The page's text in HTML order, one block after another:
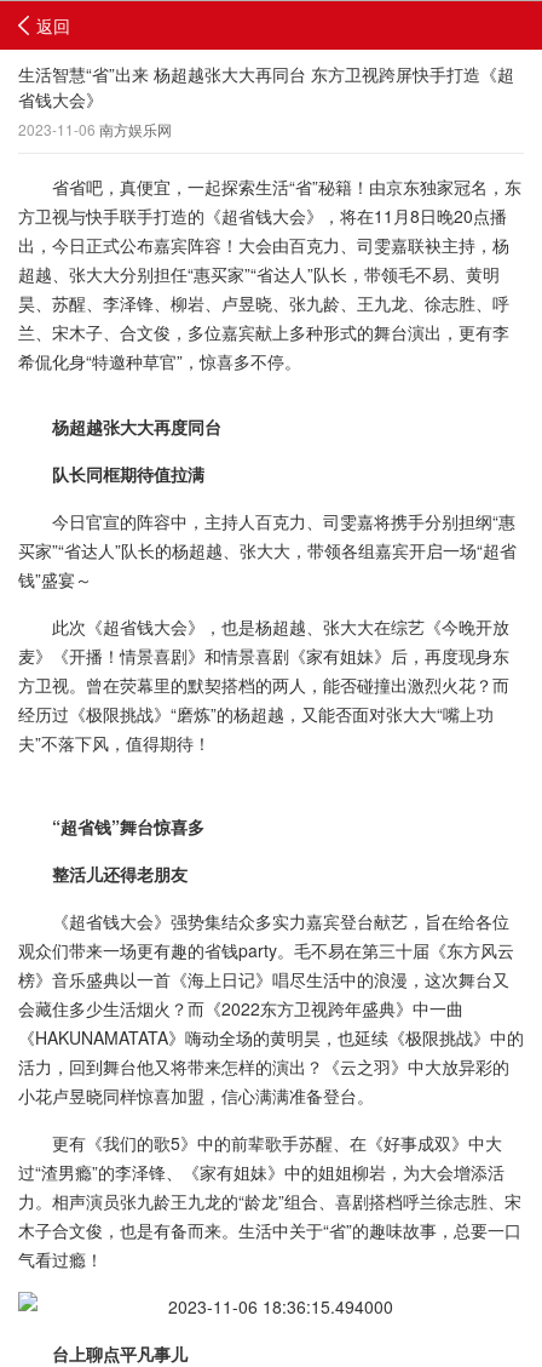
返回
生活智慧“省”出来 杨超越张大大再同台 东方卫视跨屏快手打造《超
省钱大会》
2023-11-06 南方娱乐网
省省吧，真便宜，一起探索生活“省”秘籍！由京东独家冠名，东
方卫视与快手联手打造的《超省钱大会》，将在11月8日晚20点播
出，今日正式公布嘉宾阵容！大会由百克力、司雯嘉联袂主持，杨
超越、张大大分别担任“惠买家”“省达人”队长，带领毛不易、黄明
昊、苏醒、李泽锋、柳岩、卢昱晓、张九龄、王九龙、徐志胜、呼
兰、宋木子、合文俊，多位嘉宾献上多种形式的舞台演出，更有李
希侃化身“特邀种草官”，惊喜多不停。
杨超越张大大再度同台
队长同框期待值拉满
今日官宣的阵容中，主持人百克力、司雯嘉将携手分别担纲“惠
买家”“省达人”队长的杨超越、张大大，带领各组嘉宾开启一场“超省
钱”盛宴～
此次《超省钱大会》，也是杨超越、张大大在综艺《今晚开放
麦》《开播！情景喜剧》和情景喜剧《家有姐妹》后，再度现身东
方卫视。曾在荧幕里的默契搭档的两人，能否碰撞出激烈火花？而
经历过《极限挑战》“磨炼”的杨超越，又能否面对张大大“嘴上功
夫”不落下风，值得期待！
“超省钱”舞台惊喜多
整活儿还得老朋友
《超省钱大会》强势集结众多实力嘉宾登台献艺，旨在给各位
观众们带来一场更有趣的省钱party。毛不易在第三十届《东方风云
榜》音乐盛典以一首《海上日记》唱尽生活中的浪漫，这次舞台又
会藏住多少生活烟火？而《2022东方卫视跨年盛典》中一曲
《HAKUNAMATATA》嗨动全场的黄明昊，也延续《极限挑战》中的
活力，回到舞台他又将带来怎样的演出？《云之羽》中大放异彩的
小花卢昱晓同样惊喜加盟，信心满满准备登台。
更有《我们的歌5》中的前辈歌手苏醒、在《好事成双》中大
过“渣男瘾”的李泽锋、《家有姐妹》中的姐姐柳岩，为大会增添活
力。相声演员张九龄王九龙的“龄龙”组合、喜剧搭档呼兰徐志胜、宋
木子合文俊，也是有备而来。生活中关于“省”的趣味故事，总要一口
气看过瘾！
台上聊点平凡事儿